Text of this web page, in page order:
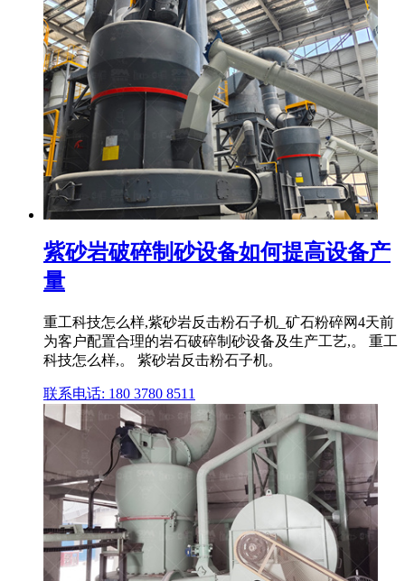
紫砂岩破碎制砂设备如何提高设备产
量
重工科技怎么样,紫砂岩反击粉石子机_矿石粉碎网4天前
为客户配置合理的岩石破碎制砂设备及生产工艺,。 重工
科技怎么样,。 紫砂岩反击粉石子机。
联系电话: 180 3780 8511